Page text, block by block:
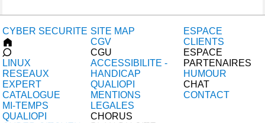
CYBER SECURITE
LINUX
RESEAUX
EXPERT
CATALOGUE
MI-TEMPS
QUALIOPI
SITE MAP
CGV
CGU
ACCESSIBILITE -
HANDICAP
QUALIOPI
MENTIONS
LEGALES
CHORUS
ESPACE
CLIENTS
ESPACE
PARTENAIRES
HUMOUR
CHAT
CONTACT